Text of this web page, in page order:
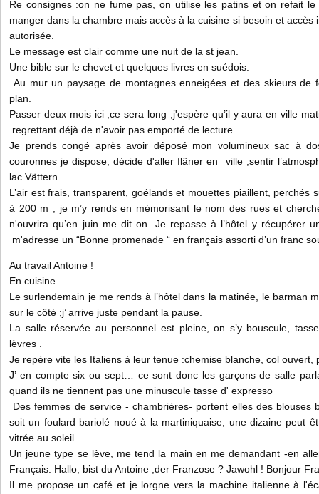
Re consignes :on ne fume pas, on utilise les patins et on refait
manger dans la chambre mais accès à la cuisine si besoin et accès
autorisée.
Le message est clair comme une nuit de la st jean.
Une bible sur le chevet et quelques livres en suédois.
Au mur un paysage de montagnes enneigées et des skieurs
plan.
Passer deux mois ici ,ce sera long ,j'espère qu’il y aura en ville
regrettant déjà de n'avoir pas emporté de lecture.
Je prends congé après avoir déposé mon volumineux sac à
couronnes je dispose, décide d'aller flâner en ville ,sentir
lac Vättern.
L’air est frais, transparent, goélands et mouettes piaillent,
à 200 m ; je m’y rends en mémorisant le nom des rues et
n'ouvrira qu’en juin me dit on .Je repasse à l’hôtel y récupérer
m'adresse un “Bonne promenade “ en français assorti d’un franc
Au travail Antoine !
En cuisine
Le surlendemain je me rends à l’hôtel dans la matinée, le barman
sur le côté ;j’ arrive juste pendant la pause.
La salle réservée au personnel est pleine, on s’y bouscule,
lèvres .
Je repère vite les Italiens à leur tenue :chemise blanche, col ouvert,
J’ en compte six ou sept… ce sont donc les garçons de salle
quand ils ne tiennent pas une minuscule tasse d' expresso
Des femmes de service - chambrières- portent elles des blouses
soit un foulard bariolé noué à la martiniquaise; une dizaine peut
vitrée au soleil.
Un jeune type se lève, me tend la main en me demandant -en
Français: Hallo, bist du Antoine ,der Franzose ? Jawohl ! Bonjour
Il me propose un café et je lorgne vers la machine italienne à